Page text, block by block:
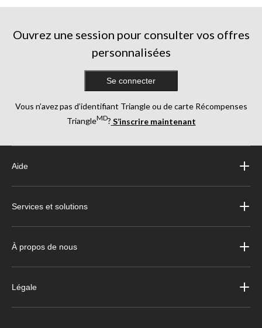
Ouvrez une session pour consulter vos offres
personnalisées
Se connecter
Vous n’avez pas d’identifiant Triangle ou de carte Récompenses
TriangleMD? S’inscrire maintenant
Aide
Services et solutions
À propos de nous
Légale